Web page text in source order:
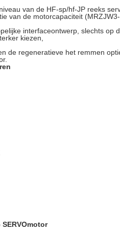
van de HF-sp/hf-JP reeks
van de motorcapaciteit
interfaceontwerp, slechts op
kiezen,
de regeneratieve het remmen
SERVOmotor